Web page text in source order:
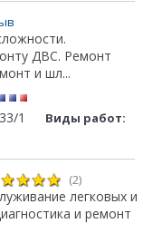
ДВС. Ремонт
и шл...
1
Виды работ:
(2)
легковых и
и ремонт